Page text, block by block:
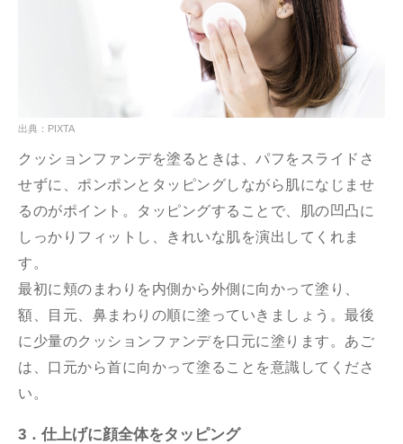
出典：PIXTA
クッションファンデを塗るときは、パフをスライドさ
せずに、ポンポンとタッピングしながら肌になじませ
るのがポイント。タッピングすることで、肌の凹凸に
しっかりフィットし、きれいな肌を演出してくれま
す。
最初に頬のまわりを内側から外側に向かって塗り、
額、目元、鼻まわりの順に塗っていきましょう。最後
に少量のクッションファンデを口元に塗ります。あご
は、口元から首に向かって塗ることを意識してくださ
い。
3．仕上げに顔全体をタッピング